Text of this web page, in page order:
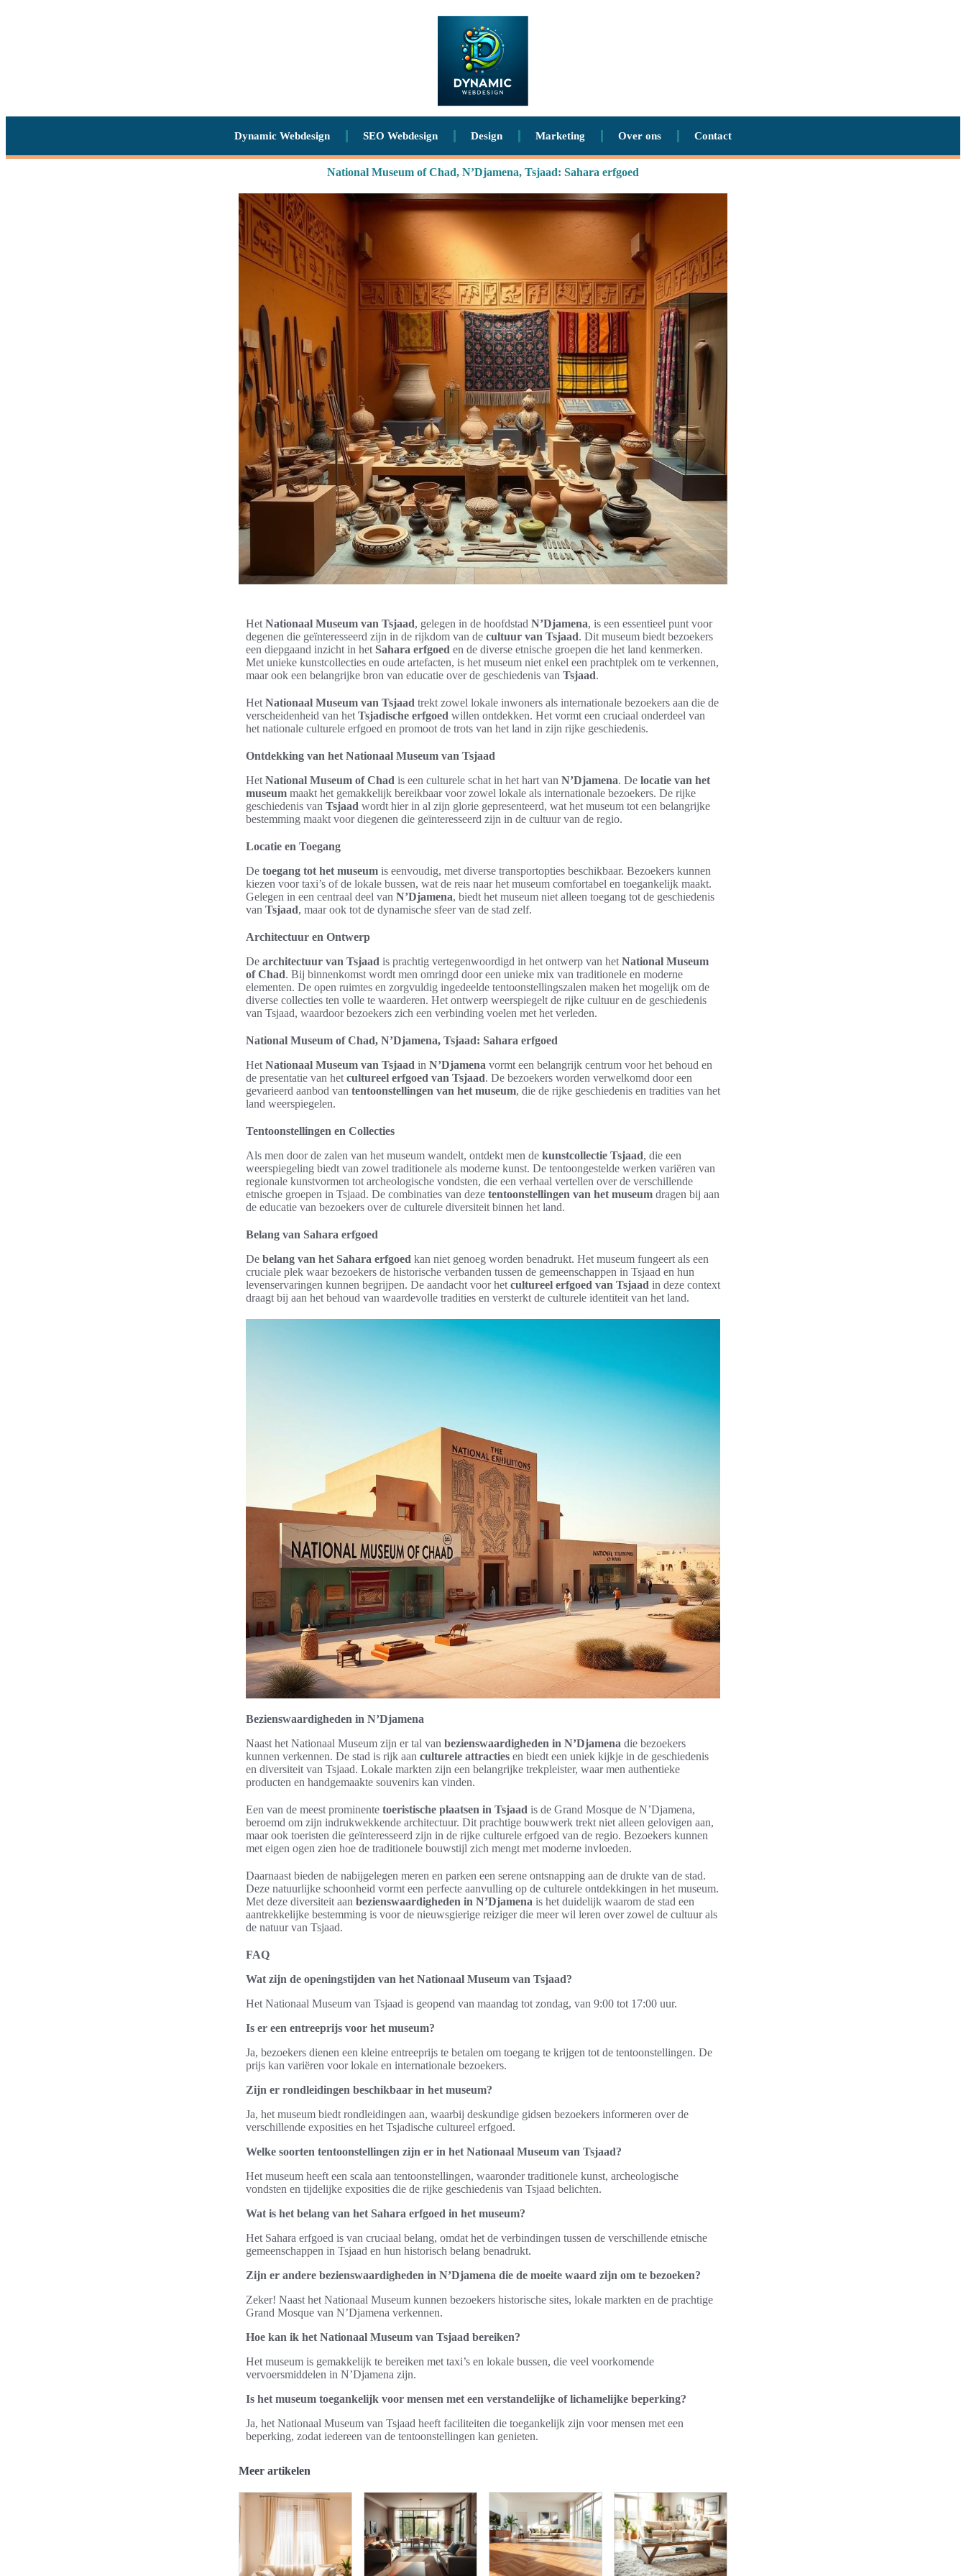
Dynamic Webdesign SEO Webdesign Design Marketing Over ons Contact
National Museum of Chad, N’Djamena, Tsjaad: Sahara erfgoed
Het Nationaal Museum van Tsjaad, gelegen in de hoofdstad N’Djamena, is een essentieel punt voor
degenen die geïnteresseerd zijn in de rijkdom van de cultuur van Tsjaad. Dit museum biedt bezoekers
een diepgaand inzicht in het Sahara erfgoed en de diverse etnische groepen die het land kenmerken.
Met unieke kunstcollecties en oude artefacten, is het museum niet enkel een prachtplek om te verkennen,
maar ook een belangrijke bron van educatie over de geschiedenis van Tsjaad.
Het Nationaal Museum van Tsjaad trekt zowel lokale inwoners als internationale bezoekers aan die de
verscheidenheid van het Tsjadische erfgoed willen ontdekken. Het vormt een cruciaal onderdeel van
het nationale culturele erfgoed en promoot de trots van het land in zijn rijke geschiedenis.
Ontdekking van het Nationaal Museum van Tsjaad
Het National Museum of Chad is een culturele schat in het hart van N’Djamena. De locatie van het
museum maakt het gemakkelijk bereikbaar voor zowel lokale als internationale bezoekers. De rijke
geschiedenis van Tsjaad wordt hier in al zijn glorie gepresenteerd, wat het museum tot een belangrijke
bestemming maakt voor diegenen die geïnteresseerd zijn in de cultuur van de regio.
Locatie en Toegang
De toegang tot het museum is eenvoudig, met diverse transportopties beschikbaar. Bezoekers kunnen
kiezen voor taxi’s of de lokale bussen, wat de reis naar het museum comfortabel en toegankelijk maakt.
Gelegen in een centraal deel van N’Djamena, biedt het museum niet alleen toegang tot de geschiedenis
van Tsjaad, maar ook tot de dynamische sfeer van de stad zelf.
Architectuur en Ontwerp
De architectuur van Tsjaad is prachtig vertegenwoordigd in het ontwerp van het National Museum
of Chad. Bij binnenkomst wordt men omringd door een unieke mix van traditionele en moderne
elementen. De open ruimtes en zorgvuldig ingedeelde tentoonstellingszalen maken het mogelijk om de
diverse collecties ten volle te waarderen. Het ontwerp weerspiegelt de rijke cultuur en de geschiedenis
van Tsjaad, waardoor bezoekers zich een verbinding voelen met het verleden.
National Museum of Chad, N’Djamena, Tsjaad: Sahara erfgoed
Het Nationaal Museum van Tsjaad in N’Djamena vormt een belangrijk centrum voor het behoud en
de presentatie van het cultureel erfgoed van Tsjaad. De bezoekers worden verwelkomd door een
gevarieerd aanbod van tentoonstellingen van het museum, die de rijke geschiedenis en tradities van het
land weerspiegelen.
Tentoonstellingen en Collecties
Als men door de zalen van het museum wandelt, ontdekt men de kunstcollectie Tsjaad, die een
weerspiegeling biedt van zowel traditionele als moderne kunst. De tentoongestelde werken variëren van
regionale kunstvormen tot archeologische vondsten, die een verhaal vertellen over de verschillende
etnische groepen in Tsjaad. De combinaties van deze tentoonstellingen van het museum dragen bij aan
de educatie van bezoekers over de culturele diversiteit binnen het land.
Belang van Sahara erfgoed
De belang van het Sahara erfgoed kan niet genoeg worden benadrukt. Het museum fungeert als een
cruciale plek waar bezoekers de historische verbanden tussen de gemeenschappen in Tsjaad en hun
levenservaringen kunnen begrijpen. De aandacht voor het cultureel erfgoed van Tsjaad in deze context
draagt bij aan het behoud van waardevolle tradities en versterkt de culturele identiteit van het land.
Bezienswaardigheden in N’Djamena
Naast het Nationaal Museum zijn er tal van bezienswaardigheden in N’Djamena die bezoekers
kunnen verkennen. De stad is rijk aan culturele attracties en biedt een uniek kijkje in de geschiedenis
en diversiteit van Tsjaad. Lokale markten zijn een belangrijke trekpleister, waar men authentieke
producten en handgemaakte souvenirs kan vinden.
Een van de meest prominente toeristische plaatsen in Tsjaad is de Grand Mosque de N’Djamena,
beroemd om zijn indrukwekkende architectuur. Dit prachtige bouwwerk trekt niet alleen gelovigen aan,
maar ook toeristen die geïnteresseerd zijn in de rijke culturele erfgoed van de regio. Bezoekers kunnen
met eigen ogen zien hoe de traditionele bouwstijl zich mengt met moderne invloeden.
Daarnaast bieden de nabijgelegen meren en parken een serene ontsnapping aan de drukte van de stad.
Deze natuurlijke schoonheid vormt een perfecte aanvulling op de culturele ontdekkingen in het museum.
Met deze diversiteit aan bezienswaardigheden in N’Djamena is het duidelijk waarom de stad een
aantrekkelijke bestemming is voor de nieuwsgierige reiziger die meer wil leren over zowel de cultuur als
de natuur van Tsjaad.
FAQ
Wat zijn de openingstijden van het Nationaal Museum van Tsjaad?
Het Nationaal Museum van Tsjaad is geopend van maandag tot zondag, van 9:00 tot 17:00 uur.
Is er een entreeprijs voor het museum?
Ja, bezoekers dienen een kleine entreeprijs te betalen om toegang te krijgen tot de tentoonstellingen. De
prijs kan variëren voor lokale en internationale bezoekers.
Zijn er rondleidingen beschikbaar in het museum?
Ja, het museum biedt rondleidingen aan, waarbij deskundige gidsen bezoekers informeren over de
verschillende exposities en het Tsjadische cultureel erfgoed.
Welke soorten tentoonstellingen zijn er in het Nationaal Museum van Tsjaad?
Het museum heeft een scala aan tentoonstellingen, waaronder traditionele kunst, archeologische
vondsten en tijdelijke exposities die de rijke geschiedenis van Tsjaad belichten.
Wat is het belang van het Sahara erfgoed in het museum?
Het Sahara erfgoed is van cruciaal belang, omdat het de verbindingen tussen de verschillende etnische
gemeenschappen in Tsjaad en hun historisch belang benadrukt.
Zijn er andere bezienswaardigheden in N’Djamena die de moeite waard zijn om te bezoeken?
Zeker! Naast het Nationaal Museum kunnen bezoekers historische sites, lokale markten en de prachtige
Grand Mosque van N’Djamena verkennen.
Hoe kan ik het Nationaal Museum van Tsjaad bereiken?
Het museum is gemakkelijk te bereiken met taxi’s en lokale bussen, die veel voorkomende
vervoersmiddelen in N’Djamena zijn.
Is het museum toegankelijk voor mensen met een verstandelijke of lichamelijke beperking?
Ja, het Nationaal Museum van Tsjaad heeft faciliteiten die toegankelijk zijn voor mensen met een
beperking, zodat iedereen van de tentoonstellingen kan genieten.
Meer artikelen